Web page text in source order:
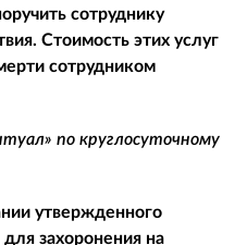
сотруднику
Стоимость этих услуг
сотрудником
по круглосуточному
утвержденного
захоронения на